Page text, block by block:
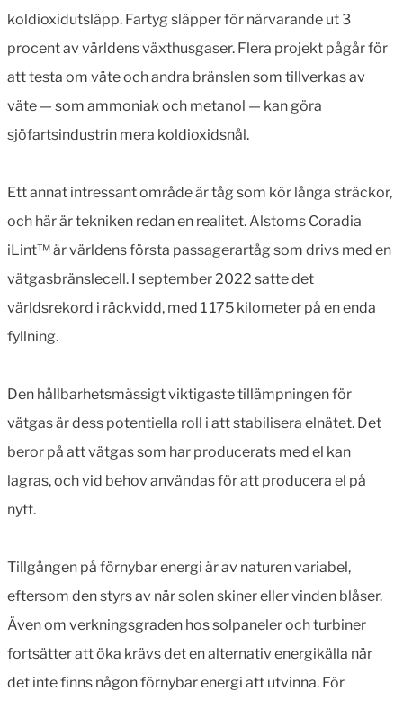
koldioxidutsläpp. Fartyg släpper för närvarande ut 3
procent av världens växthusgaser. Flera projekt pågår för
att testa om väte och andra bränslen som tillverkas av
väte — som ammoniak och metanol — kan göra
sjöfartsindustrin mera koldioxidsnål.
Ett annat intressant område är tåg som kör långa sträckor,
och här är tekniken redan en realitet. Alstoms Coradia
iLint™ är världens första passagerartåg som drivs med en
vätgasbränslecell. I september 2022 satte det
världsrekord i räckvidd, med 1 175 kilometer på en enda
fyllning.
Den hållbarhetsmässigt viktigaste tillämpningen för
vätgas är dess potentiella roll i att stabilisera elnätet. Det
beror på att vätgas som har producerats med el kan
lagras, och vid behov användas för att producera el på
nytt.
Tillgången på förnybar energi är av naturen variabel,
eftersom den styrs av när solen skiner eller vinden blåser.
Även om verkningsgraden hos solpaneler och turbiner
fortsätter att öka krävs det en alternativ energikälla när
det inte finns någon förnybar energi att utvinna. För